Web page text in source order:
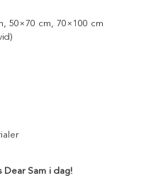
50×70 cm, 70×100 cm
Sam i dag!